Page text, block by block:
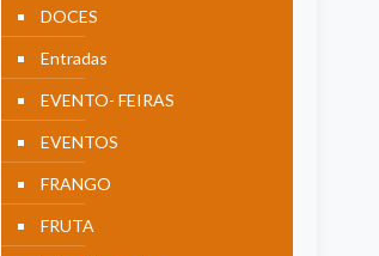
DOCES
Entradas
EVENTO- FEIRAS
EVENTOS
FRANGO
FRUTA